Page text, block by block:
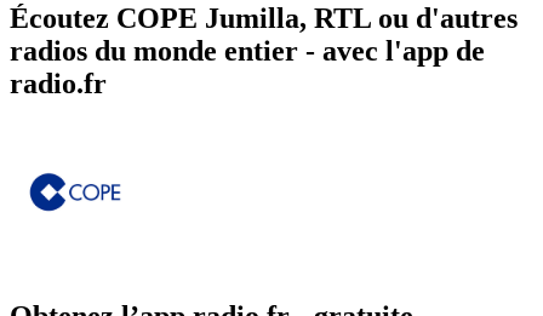
Écoutez COPE Jumilla, RTL ou d'autres
radios du monde entier - avec l'app de
radio.fr